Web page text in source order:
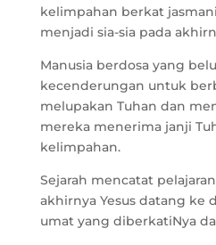
kelimpahan berkat
menjadi sia-sia pada
Manusia berdosa yang
kecenderungan untuk
melupakan Tuhan dan
mereka menerima janji
kelimpahan.
Sejarah mencatat
akhirnya Yesus datang ke
umat yang diberkatiNya